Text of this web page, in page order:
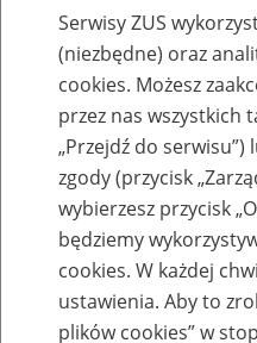
Emerytury
Baza
Serwisy ZUS
(niezbędne) oraz
cookies. Możesz
przez nas wszystkich
„Przejdź do
zgody (przycisk
wybierzesz przycisk
będziemy
cookies. W każdej
ustawienia. Aby to
plików cookies” w